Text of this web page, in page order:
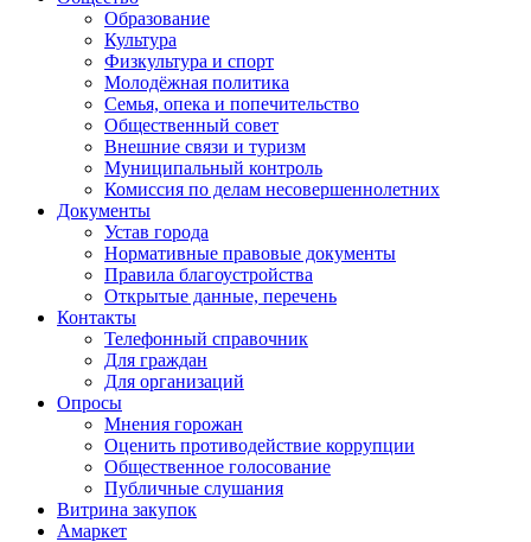
Образование
Культура
Физкультура и спорт
Молодёжная политика
Семья, опека и попечительство
Общественный совет
Внешние связи и туризм
Муниципальный контроль
Комиссия по делам несовершеннолетних
Документы
Устав города
Нормативные правовые документы
Правила благоустройства
Открытые данные, перечень
Контакты
Телефонный справочник
Для граждан
Для организаций
Опросы
Мнения горожан
Оценить противодействие коррупции
Общественное голосование
Публичные слушания
Витрина закупок
Амаркет